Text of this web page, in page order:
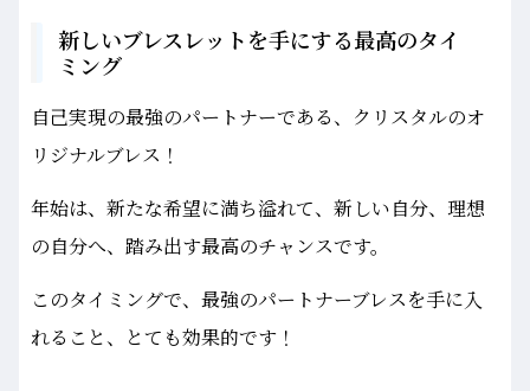
新しいブレスレットを手にする最高のタイ
ミング
自己実現の最強のパートナーである、クリスタルのオ
リジナルブレス！
年始は、新たな希望に満ち溢れて、新しい自分、理想
の自分へ、踏み出す最高のチャンスです。
このタイミングで、最強のパートナーブレスを手に入
れること、とても効果的です！